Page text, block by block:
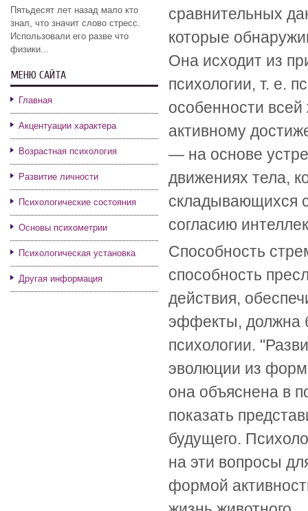
сравнительных
которые
Она исходит из
психологии, т. е.
особенности всей
активному
— на основе
движениях тела,
складывающихся
согласию
Способность
способность
действия,
эффекты, должна
психологии.
эволюции из
она объяснена в
показать
будущего.
на эти вопросы
формой
Пятьдесят лет назад мало кто
знал, что значит слово стресс.
Использовали его разве что
физики...
МЕНЮ САЙТА
Главная
Акцентуации характера
Возрастная психология
Развитие личности
Психологические состояния
Основы психометрии
Психологическая установка
Другая информация